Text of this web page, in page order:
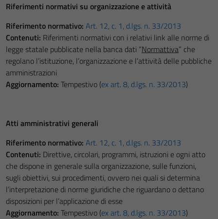
Riferimenti normativi su organizzazione e attività
Riferimento normativo: Art. 12, c. 1, d.lgs. n. 33/2013
Contenuti: Riferimenti normativi con i relativi link alle norme di
legge statale pubblicate nella banca dati “Normattiva” che
regolano l’istituzione, l’organizzazione e l’attività delle pubbliche
amministrazioni
Aggiornamento: Tempestivo (ex art. 8, d.lgs. n. 33/2013)
Atti amministrativi generali
Riferimento normativo: Art. 12, c. 1, d.lgs. n. 33/2013
Contenuti: Direttive, circolari, programmi, istruzioni e ogni atto
che dispone in generale sulla organizzazione, sulle funzioni,
sugli obiettivi, sui procedimenti, ovvero nei quali si determina
l’interpretazione di norme giuridiche che riguardano o dettano
disposizioni per l’applicazione di esse
Aggiornamento: Tempestivo (ex art. 8, d.lgs. n. 33/2013)